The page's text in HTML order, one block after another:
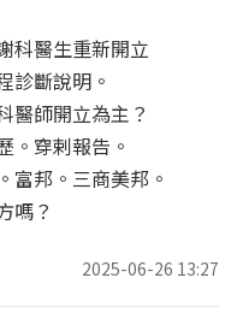
科醫生重新開立
診斷說明。
醫師開立為主？
。穿剌報告。
富邦。三商美邦。
嗎？
2025-06-26 13:27